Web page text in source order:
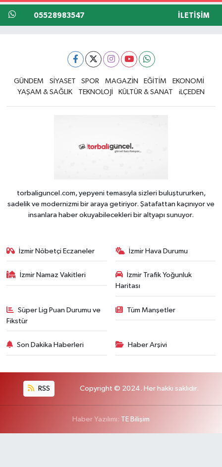
05528983547 İLETIŞIM
GÜNDEM SİYASET SPOR MAGAZİN EĞİTİM
EKONOMİ
YAŞAM & SAĞLIK
TEKNOLOJİ KÜLTÜR & SANAT iLÇEDEN
torbaliguncel.com, yepyeni temasıyla sizleri buluştururken,
sadelik ve modernizmi bir araya getiriyor. Şatafattan kaçınıyor ve
insanlara haber okuyabilecekleri bir altyapı sunuyor.
İzmir Nöbetçi Eczaneler İzmir Hava Durumu
İzmir Namaz Vakitleri
İzmir Trafik Yoğunluk
Haritası
Süper Lig Puan Durumu ve
Fikstür
Tüm Manşetler
Son Dakika Haberleri Haber Arşivi
RSS Copyright © 2024. Her hakkı saklıdır.
Haber Yazılımı: TE Bilişim